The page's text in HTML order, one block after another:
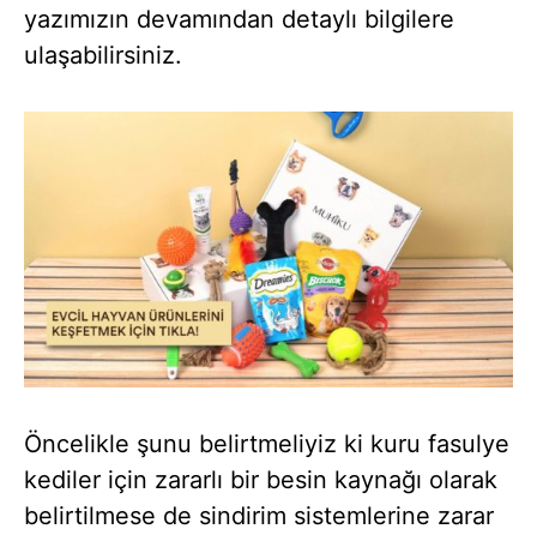
yazımızın devamından detaylı bilgilere
ulaşabilirsiniz.
Öncelikle şunu belirtmeliyiz ki kuru fasulye
kediler için zararlı bir besin kaynağı olarak
belirtilmese de sindirim sistemlerine zarar